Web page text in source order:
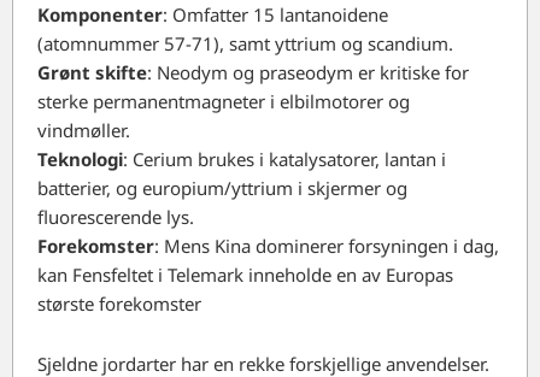
Komponenter: Omfatter 15 lantanoidene
(atomnummer 57-71), samt yttrium og scandium.
Grønt skifte: Neodym og praseodym er kritiske for
sterke permanentmagneter i elbilmotorer og
vindmøller.
Teknologi: Cerium brukes i katalysatorer, lantan i
batterier, og europium/yttrium i skjermer og
fluorescerende lys.
Forekomster: Mens Kina dominerer forsyningen i dag,
kan Fensfeltet i Telemark inneholde en av Europas
største forekomster
Sjeldne jordarter har en rekke forskjellige anvendelser.